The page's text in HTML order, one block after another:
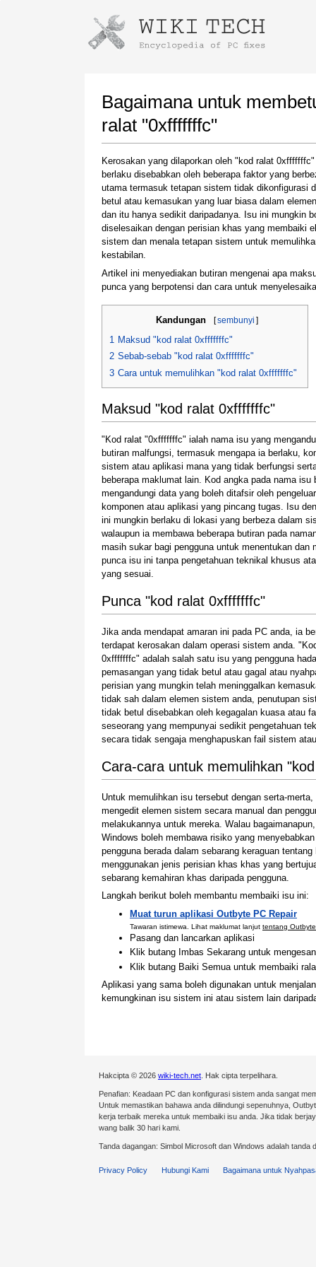
Bagaimana untuk
ralat "0xfffffffc"
Kerosakan yang dilaporkan oleh "kod ralat
berlaku disebabkan oleh beberapa faktor yang
utama termasuk tetapan sistem tidak dikonfigurasi
betul atau kemasukan yang luar biasa dalam
dan itu hanya sedikit daripadanya. Isu ini mungkin
diselesaikan dengan perisian khas yang membaiki
sistem dan menala tetapan sistem untuk
kestabilan.
Artikel ini menyediakan butiran mengenai apa
punca yang berpotensi dan cara untuk
Kandungan [sembunyi ]
1 Maksud "kod ralat 0xfffffffc"
2 Sebab-sebab "kod ralat 0xfffffffc"
3 Cara untuk memulihkan "kod ralat 0xfffffffc"
Maksud "kod ralat 0xfffffffc"
"Kod ralat "0xfffffffc" ialah nama isu yang
butiran malfungsi, termasuk mengapa ia berlaku,
sistem atau aplikasi mana yang tidak berfungsi
beberapa maklumat lain. Kod angka pada nama isu
mengandungi data yang boleh ditafsir oleh pengeluar
komponen atau aplikasi yang pincang tugas. Isu
ini mungkin berlaku di lokasi yang berbeza dalam
walaupun ia membawa beberapa butiran pada
masih sukar bagi pengguna untuk menentukan dan
punca isu ini tanpa pengetahuan teknikal khusus
yang sesuai.
Punca "kod ralat 0xfffffffc"
Jika anda mendapat amaran ini pada PC anda, ia
terdapat kerosakan dalam operasi sistem anda.
0xfffffffc" adalah salah satu isu yang pengguna
pemasangan yang tidak betul atau gagal atau
perisian yang mungkin telah meninggalkan
tidak sah dalam elemen sistem anda, penutupan
tidak betul disebabkan oleh kegagalan kuasa atau
seseorang yang mempunyai sedikit pengetahuan
secara tidak sengaja menghapuskan fail sistem
Cara-cara untuk memulihkan
Untuk memulihkan isu tersebut dengan serta-
mengedit elemen sistem secara manual dan
melakukannya untuk mereka. Walau
Windows boleh membawa risiko yang
pengguna berada dalam sebarang keraguan
menggunakan jenis perisian khas khas yang
sebarang kemahiran khas daripada pengguna.
Langkah berikut boleh membantu membaiki isu ini:
Muat turun aplikasi Outbyte PC Repair
Tawaran istimewa. Lihat maklumat lanjut tentang Outbyte
Pasang dan lancarkan aplikasi
Klik butang Imbas Sekarang untuk
Klik butang Baiki Semua untuk membaiki
Aplikasi yang sama boleh digunakan untuk
kemungkinan isu sistem ini atau sistem lain
Hakcipta © 2026 wiki-tech.net . Hak cipta terpelihara.
Penafian: Keadaan PC dan konfigurasi sistem anda sangat
Untuk memastikan bahawa anda dilindungi sepenuhnya,
kerja terbaik mereka untuk membaiki isu anda. Jika tidak
wang balik 30 hari kami.
Tanda dagangan: Simbol Microsoft dan Windows adalah
Privacy Policy Hubungi Kami Bagaimana untuk
Instructions for downloading using
Once the download is complete, click on the
downloaded file link